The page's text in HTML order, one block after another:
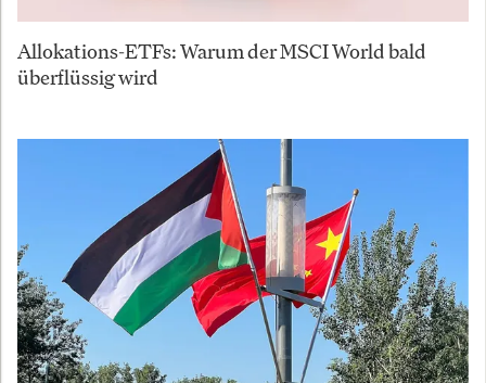
Allokations-ETFs: Warum der MSCI World bald
überflüssig wird